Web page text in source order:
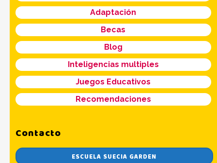
Adaptación
Becas
Blog
Inteligencias multiples
Juegos Educativos
Recomendaciones
Contacto
ESCUELA SUECIA GARDEN